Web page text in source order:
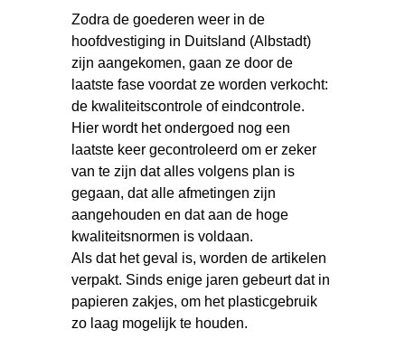
Zodra de goederen weer in de
hoofdvestiging in Duitsland (Albstadt)
zijn aangekomen, gaan ze door de
laatste fase voordat ze worden verkocht:
de kwaliteitscontrole of eindcontrole.
Hier wordt het ondergoed nog een
laatste keer gecontroleerd om er zeker
van te zijn dat alles volgens plan is
gegaan, dat alle afmetingen zijn
aangehouden en dat aan de hoge
kwaliteitsnormen is voldaan.
Als dat het geval is, worden de artikelen
verpakt. Sinds enige jaren gebeurt dat in
papieren zakjes, om het plasticgebruik
zo laag mogelijk te houden.